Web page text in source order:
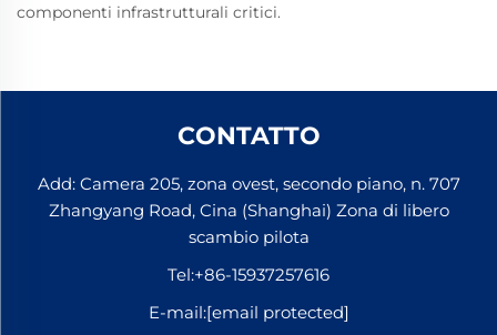
componenti infrastrutturali critici.
CONTATTO
Add: Camera 205, zona ovest, secondo piano, n. 707
Zhangyang Road, Cina (Shanghai) Zona di libero
scambio pilota
Tel:+86-15937257616
E-mail:[email protected]